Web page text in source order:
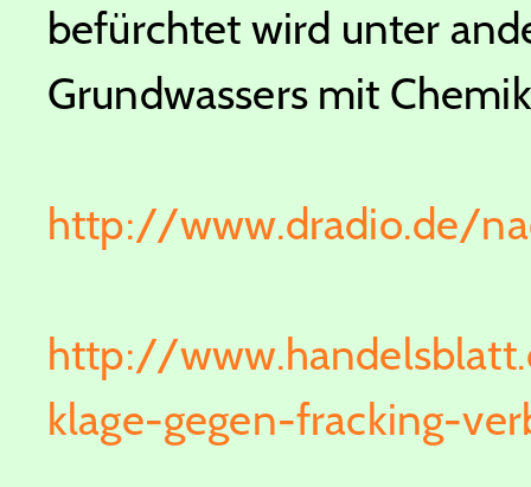
befürchtet wird unter
Grundwassers mit
http://www.dradio.de/
http://
klage-gegen-fracking-